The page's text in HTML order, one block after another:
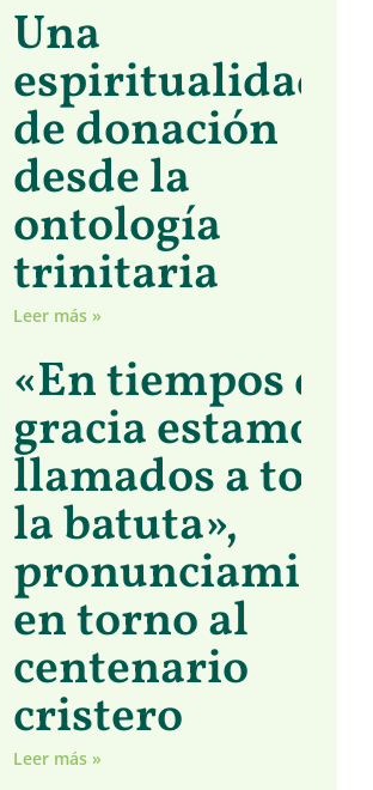
Una
espiritualidad
de donación
desde la
ontología
trinitaria
Leer más »
«En tiempos de
gracia estamos
llamados a
la batuta»,
en torno al
centenario
cristero
Leer más »